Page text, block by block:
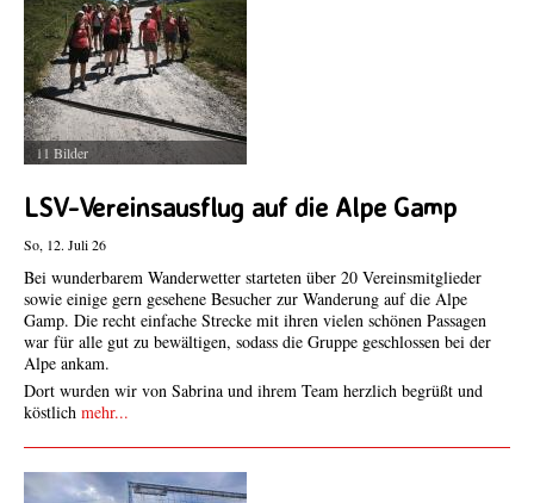
11 Bilder
LSV-Vereinsausflug auf die Alpe Gamp
So, 12. Juli 26
Bei wunderbarem Wanderwetter starteten über 20 Vereinsmitglieder
sowie einige gern gesehene Besucher zur Wanderung auf die Alpe
Gamp. Die recht einfache Strecke mit ihren vielen schönen Passagen
war für alle gut zu bewältigen, sodass die Gruppe geschlossen bei der
Alpe ankam.
Dort wurden wir von Sabrina und ihrem Team herzlich begrüßt und
köstlich mehr...